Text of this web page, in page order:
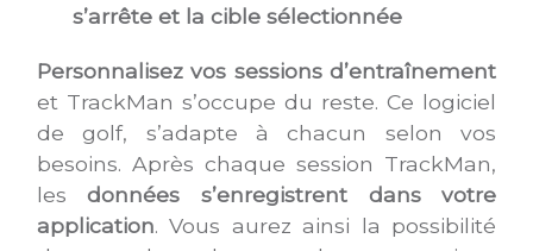
s’arrête et la cible sélectionnée
Personnalisez vos sessions d’entraînement
et TrackMan s’occupe du reste. Ce logiciel
de golf, s’adapte à chacun selon vos
besoins. Après chaque session TrackMan,
lesdonnées s’enregistrent dans votre
application. Vous aurez ainsi la possibilité